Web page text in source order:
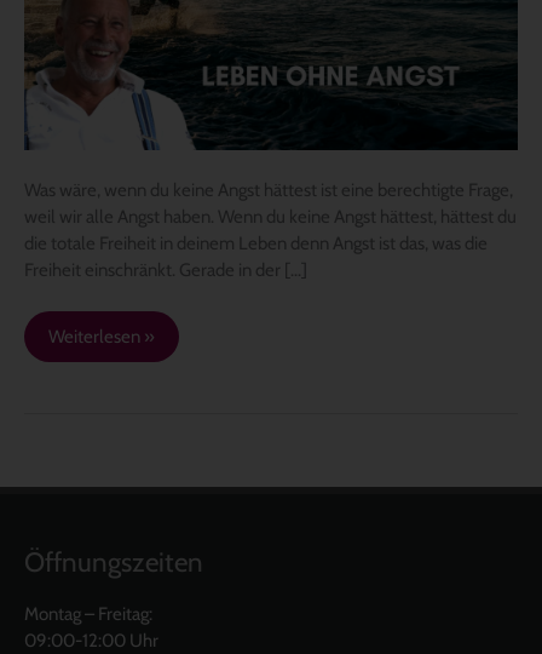
Was wäre, wenn du keine Angst hättest ist eine berechtigte Frage,
weil wir alle Angst haben. Wenn du keine Angst hättest, hättest du
die totale Freiheit in deinem Leben denn Angst ist das, was die
Freiheit einschränkt. Gerade in der […]
Angst
Weiterlesen »
Öffnungszeiten
Montag – Freitag:
09:00-12:00 Uhr